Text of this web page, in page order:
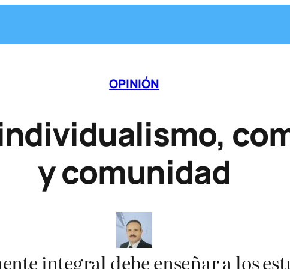
OPINIÓN
y comunidad
integral debe enseñar a los